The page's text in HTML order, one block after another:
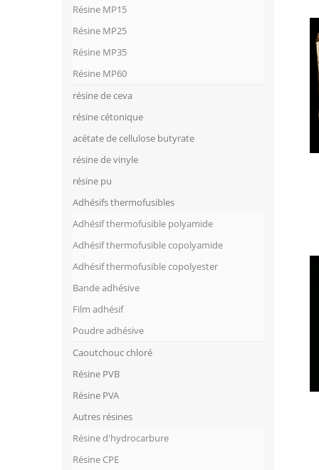
Résine MP15
Résine MP25
Résine MP35
Résine MP60
résine de ceva
résine cétonique
acétate de cellulose butyrate
résine de vinyle
résine pu
Adhésifs thermofusibles
Adhésif thermofusible polyamide
Adhésif thermofusible copolyamide
Adhésif thermofusible copolyester
Bande adhésive
Film adhésif
Poudre adhésive
Caoutchouc chloré
Résine PVB
Résine PVA
Autres résines
Résine d'hydrocarbure
Résine CPE